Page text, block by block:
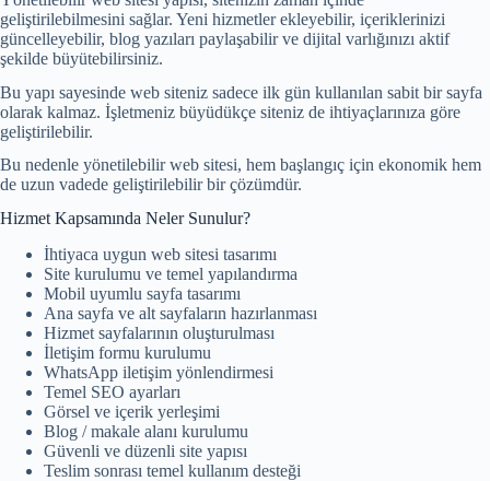
geliştirilebilmesini sağlar. Yeni hizmetler ekleyebilir, içeriklerinizi
güncelleyebilir, blog yazıları paylaşabilir ve dijital varlığınızı aktif
şekilde büyütebilirsiniz.
Bu yapı sayesinde web siteniz sadece ilk gün kullanılan sabit bir sayfa
olarak kalmaz. İşletmeniz büyüdükçe siteniz de ihtiyaçlarınıza göre
geliştirilebilir.
Bu nedenle yönetilebilir web sitesi, hem başlangıç için ekonomik hem
de uzun vadede geliştirilebilir bir çözümdür.
Hizmet Kapsamında Neler Sunulur?
İhtiyaca uygun web sitesi tasarımı
Site kurulumu ve temel yapılandırma
Mobil uyumlu sayfa tasarımı
Ana sayfa ve alt sayfaların hazırlanması
Hizmet sayfalarının oluşturulması
İletişim formu kurulumu
WhatsApp iletişim yönlendirmesi
Temel SEO ayarları
Görsel ve içerik yerleşimi
Blog / makale alanı kurulumu
Güvenli ve düzenli site yapısı
Teslim sonrası temel kullanım desteği